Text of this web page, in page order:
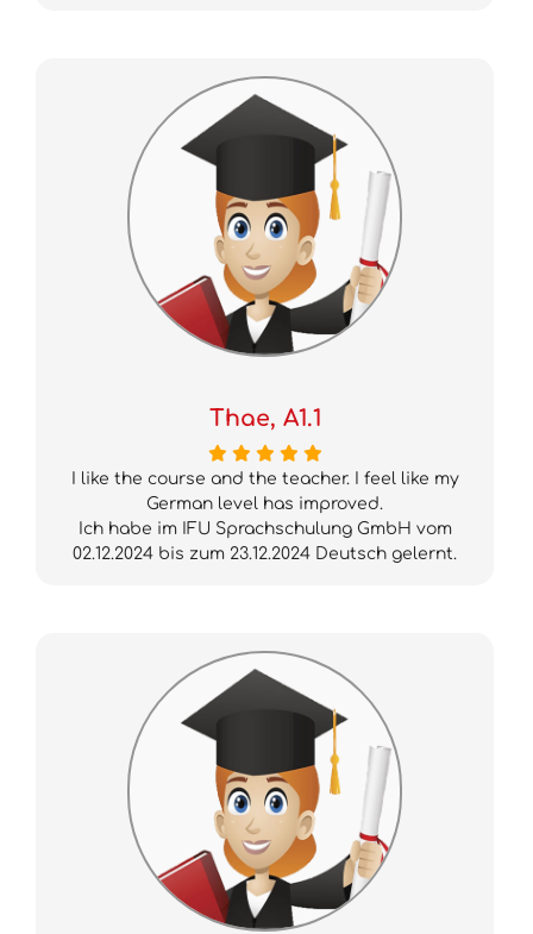
Thae, A1.1
I like the course and the teacher. I feel like my
German level has improved.
Ich habe im IFU Sprachschulung GmbH vom
02.12.2024 bis zum 23.12.2024 Deutsch gelernt.